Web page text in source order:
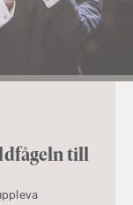
till